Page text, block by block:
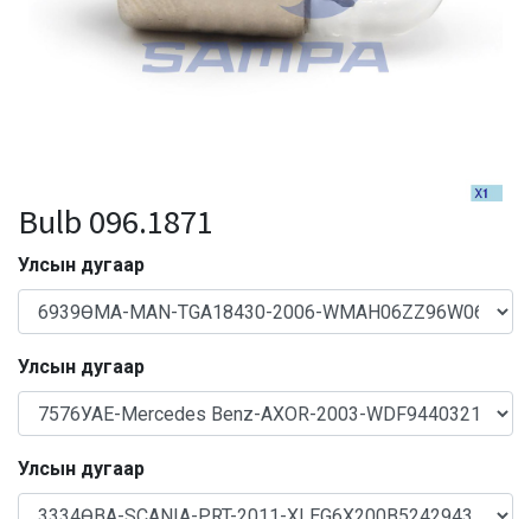
Bulb 096.1871
Улсын дугаар
Улсын дугаар
Улсын дугаар